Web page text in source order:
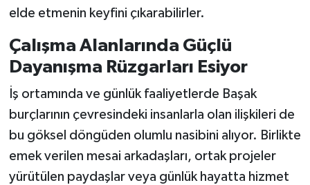
elde etmenin keyfini çıkarabilirler.
Çalışma Alanlarında Güçlü
Dayanışma Rüzgarları Esiyor
İş ortamında ve günlük faaliyetlerde Başak
burçlarının çevresindeki insanlarla olan ilişkileri de
bu göksel döngüden olumlu nasibini alıyor. Birlikte
emek verilen mesai arkadaşları, ortak projeler
yürütülen paydaşlar veya günlük hayatta hizmet